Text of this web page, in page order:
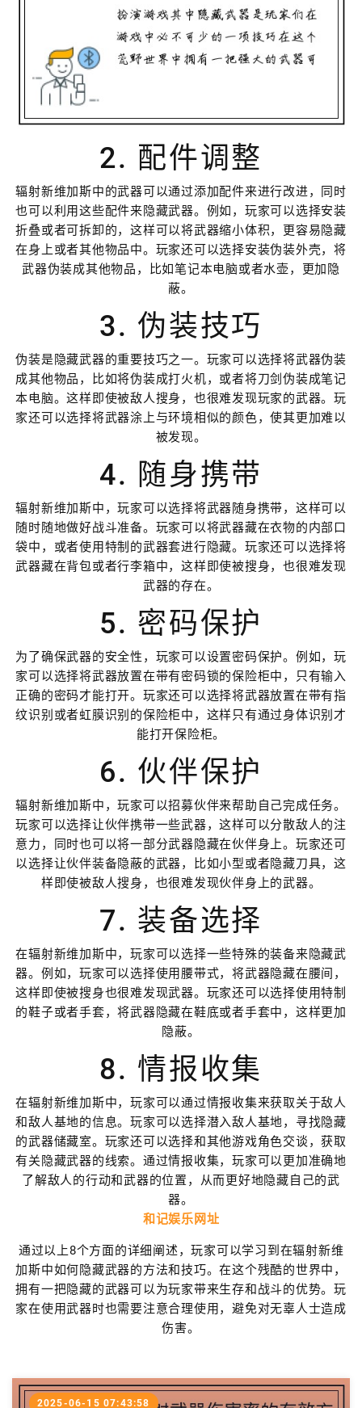
2. 配件调整
辐射新维加斯中的武器可以通过添加配件来进行改进，同时
也可以利用这些配件来隐藏武器。例如，玩家可以选择安装
折叠或者可拆卸的，这样可以将武器缩小体积，更容易隐藏
在身上或者其他物品中。玩家还可以选择安装伪装外壳，将
武器伪装成其他物品，比如笔记本电脑或者水壶，更加隐
蔽。
3. 伪装技巧
伪装是隐藏武器的重要技巧之一。玩家可以选择将武器伪装
成其他物品，比如将伪装成打火机，或者将刀剑伪装成笔记
本电脑。这样即使被敌人搜身，也很难发现玩家的武器。玩
家还可以选择将武器涂上与环境相似的颜色，使其更加难以
被发现。
4. 随身携带
辐射新维加斯中，玩家可以选择将武器随身携带，这样可以
随时随地做好战斗准备。玩家可以将武器藏在衣物的内部口
袋中，或者使用特制的武器套进行隐藏。玩家还可以选择将
武器藏在背包或者行李箱中，这样即使被搜身，也很难发现
武器的存在。
5. 密码保护
为了确保武器的安全性，玩家可以设置密码保护。例如，玩
家可以选择将武器放置在带有密码锁的保险柜中，只有输入
正确的密码才能打开。玩家还可以选择将武器放置在带有指
纹识别或者虹膜识别的保险柜中，这样只有通过身体识别才
能打开保险柜。
6. 伙伴保护
辐射新维加斯中，玩家可以招募伙伴来帮助自己完成任务。
玩家可以选择让伙伴携带一些武器，这样可以分散敌人的注
意力，同时也可以将一部分武器隐藏在伙伴身上。玩家还可
以选择让伙伴装备隐蔽的武器，比如小型或者隐藏刀具，这
样即使被敌人搜身，也很难发现伙伴身上的武器。
7. 装备选择
在辐射新维加斯中，玩家可以选择一些特殊的装备来隐藏武
器。例如，玩家可以选择使用腰带式，将武器隐藏在腰间，
这样即使被搜身也很难发现武器。玩家还可以选择使用特制
的鞋子或者手套，将武器隐藏在鞋底或者手套中，这样更加
隐蔽。
8. 情报收集
在辐射新维加斯中，玩家可以通过情报收集来获取关于敌人
和敌人基地的信息。玩家可以选择潜入敌人基地，寻找隐藏
的武器储藏室。玩家还可以选择和其他游戏角色交谈，获取
有关隐藏武器的线索。通过情报收集，玩家可以更加准确地
了解敌人的行动和武器的位置，从而更好地隐藏自己的武
器。
和记娱乐网址
通过以上8个方面的详细阐述，玩家可以学习到在辐射新维
加斯中如何隐藏武器的方法和技巧。在这个残酷的世界中，
拥有一把隐藏的武器可以为玩家带来生存和战斗的优势。玩
家在使用武器时也需要注意合理使用，避免对无辜人士造成
伤害。
2025-06-15 07:43:58